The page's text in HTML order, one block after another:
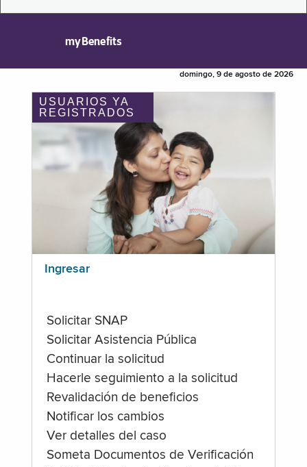
myBenefits
domingo, 9 de agosto de 2026
USUARIOS YA
REGISTRADOS
Ingresar
Solicitar SNAP
Solicitar Asistencia Pública
Continuar la solicitud
Hacerle seguimiento a la solicitud
Revalidación de beneficios
Notificar los cambios
Ver detalles del caso
Someta Documentos de Verificación